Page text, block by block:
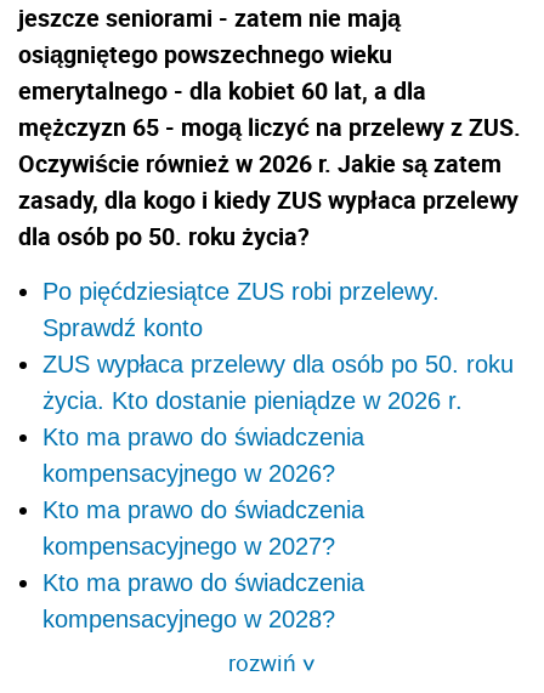
jeszcze seniorami - zatem nie mają
osiągniętego powszechnego wieku
emerytalnego - dla kobiet 60 lat, a dla
mężczyzn 65 - mogą liczyć na przelewy z ZUS.
Oczywiście również w 2026 r. Jakie są zatem
zasady, dla kogo i kiedy ZUS wypłaca przelewy
dla osób po 50. roku życia?
Po pięćdziesiątce ZUS robi przelewy.
Sprawdź konto
ZUS wypłaca przelewy dla osób po 50. roku
życia. Kto dostanie pieniądze w 2026 r.
Kto ma prawo do świadczenia
kompensacyjnego w 2026?
Kto ma prawo do świadczenia
kompensacyjnego w 2027?
Kto ma prawo do świadczenia
kompensacyjnego w 2028?
rozwiń>